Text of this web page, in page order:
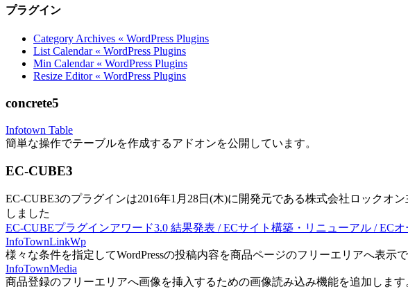
プラグイン
Category Archives « WordPress Plugins
List Calendar « WordPress Plugins
Min Calendar « WordPress Plugins
Resize Editor « WordPress Plugins
concrete5
Infotown Table
簡単な操作でテーブルを作成するアドオンを公開しています。
EC-CUBE3
EC-CUBE3のプラグインは2016年1月28日(木)に開発元である株式会社ロックオ
しました
EC-CUBEプラグインアワード3.0 結果発表 / ECサイト構築・リニューアル / EC
InfoTownLinkWp
様々な条件を指定してWordPressの投稿内容を商品ページのフリーエリアへ表示で
InfoTownMedia
商品登録のフリーエリアへ画像を挿入するための画像読み込み機能を追加します